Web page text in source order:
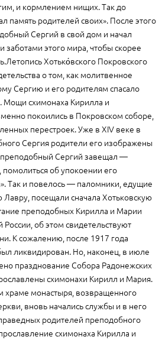
и кормлением нищих. Так до
память родителей своих». После этого
Сергий в свой дом и начал
заботами этого мира, чтобы скорее
Хотько́вского Покровского
о том, как молитвенное
Сергию и его родителям спасало
Мощи схимонаха Кирилла и
покоились в Покровском соборе,
перестроек. Уже в XIV веке в
Сергия родители его изображены
Сергий завещал —
об упокоении его
Так и повелось — паломники, едущие
посещали сначала Хотьковскую
преподобных Кирилла и Марии
России, об этом свидетельствуют
К сожалению, после 1917 года
ликвидирован. Но, наконец, в июле
празднование Собора Радонежских
схимонахи Кирилл и Мария.
храме монастыря, возвращенного
вновь начались службы и в него
родителей преподобного
схимонаха Кирилла и